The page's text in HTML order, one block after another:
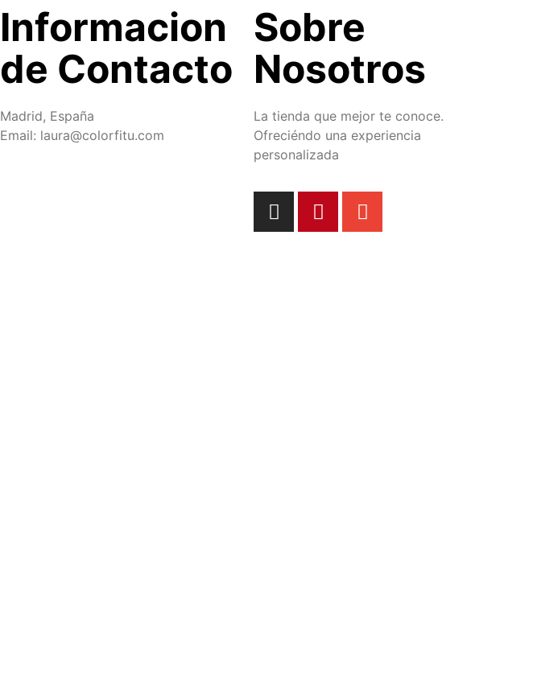
Informacion
de Contacto
Madrid, España
Email: laura@colorfitu.com
Sobre
Nosotros
La tienda que mejor te conoce.
Ofreciéndo una experiencia
personalizada